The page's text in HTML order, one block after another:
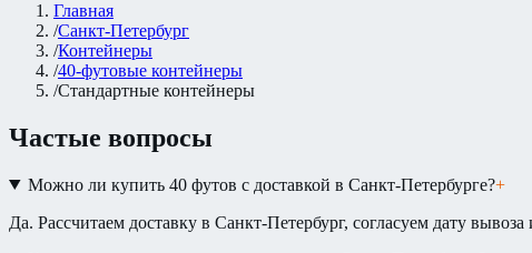
Главная
/Санкт-Петербург
/Контейнеры
/40-футовые контейнеры
/Стандартные контейнеры
Частые вопросы
Можно ли купить 40 футов с доставкой в Санкт-Петербурге?+
Да. Рассчитаем доставку в Санкт-Петербург, согласуем дату